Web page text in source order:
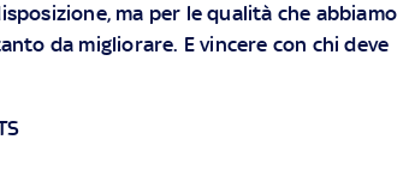
ma per le qualità che abbiamo
da migliorare. E vincere con chi deve